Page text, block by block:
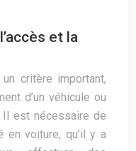
et la
critère important,
d’un véhicule ou
Il est nécessaire de
en voiture, qu’il y a